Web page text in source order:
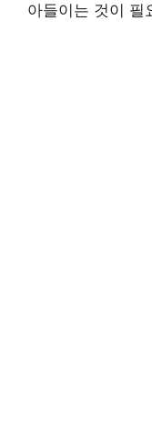
아들이는 것이 필